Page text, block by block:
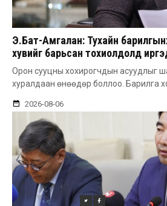
Э.Бат-Амгалан: Тухайн
хувийг барьсан тохиолдолд
авдаг болгоно
Орон сууцны хохирогчдын асуудлыг
хуралдаан өнөөдөр боллоо. Барилга
2026-08-06